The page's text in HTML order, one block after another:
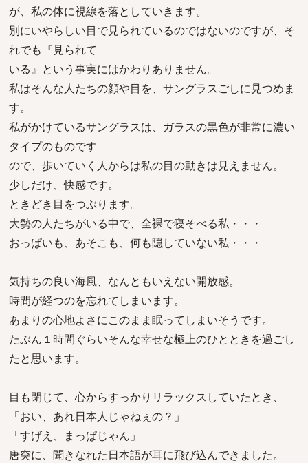
が、私の体に視線を落としていきます。
別にいやらしい目で見られているのではないのですが、そ
れでも『見られて
いる』という事実にはかわりありません。
私はそんな人たちの顔や目を、サングラスごしに見つめま
す。
私がかけているサングラスは、ガラスの黒色が非常に濃い
タイプのものです
ので、歩いていく人からは私の目の動きは見えません。
少しだけ、快感です。
ときどき目をつぶります。
大勢の人たちがいる中で、全裸で寝そべる私・・・
おっぱいも、あそこも、何も隠していない私・・・
気持ちの良い海風、なんともいえない開放感。
時間が経つのを忘れてしまいます。
あまりの心地よさにこのまま眠ってしまいそうです。
たぶん１時間ぐらいそんな幸せな極上のひとときを過ごし
たと思います。
目も閉じて、心からすっかりリラックスしていたとき、
「おい、あれ日本人じゃねぇの？」
「すげえ、まっぱじゃん」
唐突に、聞きなれた日本語が耳に飛び込んできました。